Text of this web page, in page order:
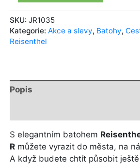
SKU: JR1035
Kategorie: Akce a slevy, Batohy,
Reisenthel
Popis
S elegantním batohem
R můžete vyrazit do města, na
A když budete chtít působit